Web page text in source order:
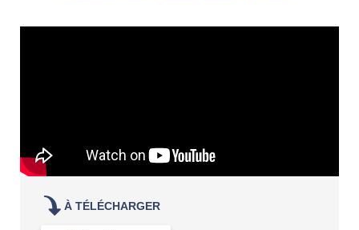
Lisser la surface avec un enduit de lissage au préalable
À TÉLÉCHARGER